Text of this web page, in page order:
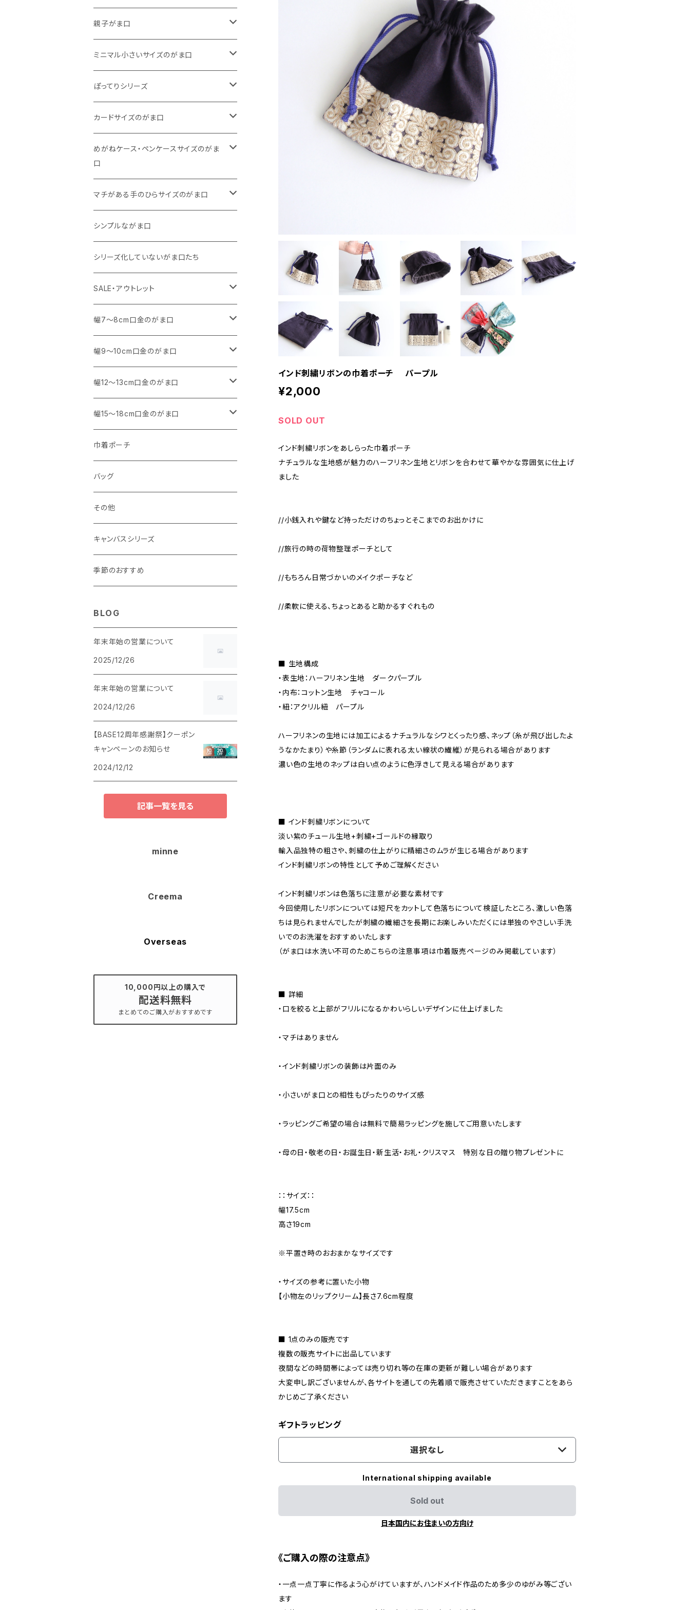
インド刺繍リボンの巾着ポーチ パープル
¥2,000
SOLD OUT
インド刺繍リボンをあしらった巾着ポーチ
ナチュラルな生地感が魅力のハーフリネン生地とリボンを合わせて華やかな雰囲気に仕上げ
ました
//小銭入れや鍵など持っただけのちょっとそこまでのお出かけに
//旅行の時の荷物整理ポーチとして
//もちろん日常づかいのメイクポーチなど
//柔軟に使える、ちょっとあると助かるすぐれもの
■ 生地構成
・表生地：ハーフリネン生地 ダークパープル
・内布：コットン生地 チャコール
・紐：アクリル紐 パープル
ハーフリネンの生地には加工によるナチュラルなシワとくったり感、ネップ（糸が飛び出したよ
うなかたまり）や糸節（ランダムに表れる太い線状の繊維）が見られる場合があります
濃い色の生地のネップは白い点のように色浮きして見える場合があります
■ インド刺繍リボンについて
淡い紫のチュール生地+刺繍+ゴールドの縁取り
輸入品独特の粗さや、刺繍の仕上がりに精細さのムラが生じる場合があります
インド刺繍リボンの特性として予めご理解ください
インド刺繍リボンは色落ちに注意が必要な素材です
今回使用したリボンについては短尺をカットして色落ちについて検証したところ、激しい色落
ちは見られませんでしたが刺繍の繊細さを長期にお楽しみいただくには単独のやさしい手洗
いでのお洗濯をおすすめいたします
（がま口は水洗い不可のためこちらの注意事項は巾着販売ページのみ掲載しています）
■ 詳細
・口を絞ると上部がフリルになるかわいらしいデザインに仕上げました
・マチはありません
・インド刺繍リボンの装飾は片面のみ
・小さいがま口との相性もぴったりのサイズ感
・ラッピングご希望の場合は無料で簡易ラッピングを施してご用意いたします
・母の日・敬老の日・お誕生日・新生活・お礼・クリスマス 特別な日の贈り物プレゼントに
：：サイズ：：
幅17.5cm
高さ19cm
※平置き時のおおまかなサイズです
・サイズの参考に置いた小物
【小物左のリップクリーム】長さ7.6cm程度
■ 1点のみの販売です
複数の販売サイトに出品しています
夜間などの時間帯によっては売り切れ等の在庫の更新が難しい場合があります
大変申し訳ございませんが、各サイトを通しての先着順で販売させていただきますことをあら
かじめご了承ください
ギフトラッピング
選択なし
International shipping available
Sold out
日本国内にお住まいの方向け
《ご購入の際の注意点》
・一点一点丁寧に作るよう心がけていますが、ハンドメイド作品のため多少のゆがみ等ござい
ます
がま口
巾着
親子がま口
・ ぷっくりタイプ
くったりコットンキャンバス
11号帆布
・ 四角いマチのたっぷりサイズ
くったりコットンキャンバス
11号帆布
・ 四角いマチのスリムコンパクトタイプ
くったりコットンキャンバス
・ マチなしスリムタイプ
くったりコットンキャンバス
ミニマル小さいサイズのがま口
・ くったりコットンキャンバス
・ リネン
・ 柄いろいろ
ぽってりシリーズ
・ がま口
・ 巾着ポーチ
カードサイズのがま口
・ くったりコットンキャンバス
・ 11号帆布
・ リネン
めがねケース・ペンケースサイズのがま
口
・ くったりコットンキャンバス
・ 11号帆布
・ その他
マチがある手のひらサイズのがま口
・ 小さいサイズ
11号帆布
コットンキャンバス
・ 中くらいのサイズ
コットンキャンバス
シンプルながま口
シリーズ化していないがま口たち
SALE・アウトレット
SALE
アウトレット
幅7～8cm口金のがま口
・ 角型
マチなし
マチあり
・ くし形・丸型
マチなし
マチあり
幅9～10cm口金のがま口
・ 角型
マチなし
マチあり
・ くし形
マチなし
マチあり
幅12～13cm口金のがま口
・ 親子がま口 角型
マチなし
マチあり
・ 親子がま口 くし形
マチなし
マチあり
・ ポーチタイプ 角型
マチなし
マチあり
・ ポーチタイプ くし形
マチなし
マチあり
幅15～18cm口金のがま口
・ 角型
マチなし
マチあり
・ くし形
マチなし
マチあり
巾着ポーチ
バッグ
その他
キャンバスシリーズ
季節のおすすめ
BLOG
年末年始の営業について
2025/12/26
年末年始の営業について
2024/12/26
【BASE12周年感謝祭】クーポン
キャンペーンのお知らせ
2024/12/12
記事一覧を見る
minne
Creema
Overseas
10,000円以上の購入で
配送料無料
まとめてのご購入がおすすめです